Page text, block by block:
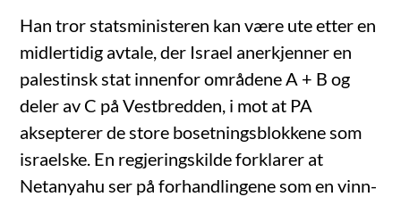
Han tror statsministeren kan være ute etter en
midlertidig avtale, der Israel anerkjenner en
palestinsk stat innenfor områdene A + B og
deler av C på Vestbredden, i mot at PA
aksepterer de store bosetningsblokkene som
israelske. En regjeringskilde forklarer at
Netanyahu ser på forhandlingene som en vinn-